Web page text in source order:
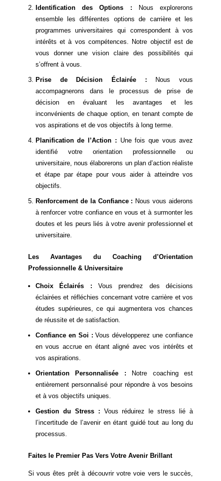
Identification des Options : Nous explorerons
ensemble les différentes options de carrière et les
programmes universitaires qui correspondent à vos
intérêts et à vos compétences. Notre objectif est de
vous donner une vision claire des possibilités qui
s’offrent à vous.
Prise de Décision Éclairée : Nous vous
accompagnerons dans le processus de prise de
décision en évaluant les avantages et les
inconvénients de chaque option, en tenant compte de
vos aspirations et de vos objectifs à long terme.
Planification de l’Action : Une fois que vous avez
identifié votre orientation professionnelle ou
universitaire, nous élaborerons un plan d’action réaliste
et étape par étape pour vous aider à atteindre vos
objectifs.
Renforcement de la Confiance : Nous vous aiderons
à renforcer votre confiance en vous et à surmonter les
doutes et les peurs liés à votre avenir professionnel et
universitaire.
Les Avantages du Coaching d’Orientation
Professionnelle & Universitaire
Choix Éclairés : Vous prendrez des décisions
éclairées et réfléchies concernant votre carrière et vos
études supérieures, ce qui augmentera vos chances
de réussite et de satisfaction.
Confiance en Soi : Vous développerez une confiance
en vous accrue en étant aligné avec vos intérêts et
vos aspirations.
Orientation Personnalisée : Notre coaching est
entièrement personnalisé pour répondre à vos besoins
et à vos objectifs uniques.
Gestion du Stress : Vous réduirez le stress lié à
l’incertitude de l’avenir en étant guidé tout au long du
processus.
Faites le Premier Pas Vers Votre Avenir Brillant
Si vous êtes prêt à découvrir votre voie vers le succès,